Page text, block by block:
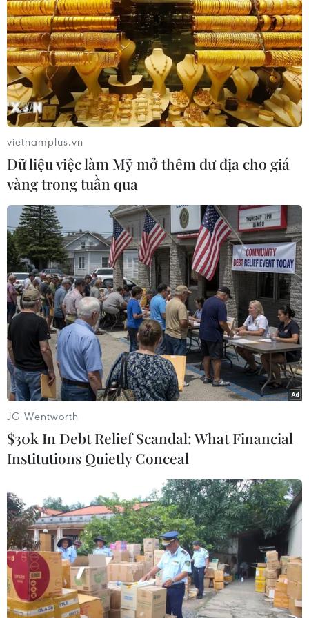
Cảnh báo hiện tượng dông, lốc xoáy, mưa
đá và gió giật mạnh
02/05/2023 11:33
Chiều tối và đêm 2/5, nhiều khu vực trên cả nước có
mưa và dông, đề phòng khả năng xảy ra lốc, sét, mưa
đá và gió giật mạnh tại Tây Bắc Bộ, Trung Bộ, Tây
Nguyên và Nam Bộ.
vietnamplus.vn
Dữ liệu việc làm Mỹ mở thêm dư địa cho giá
vàng trong tuần qua
JG Wentworth
$30k In Debt Relief Scandal: What Financial
Institutions Quietly Conceal